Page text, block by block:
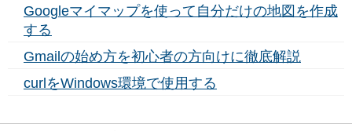
Googleマイマップを使って自分だけの地図を作成
する
Gmailの始め方を初心者の方向けに徹底解説
curlをWindows環境で使用する